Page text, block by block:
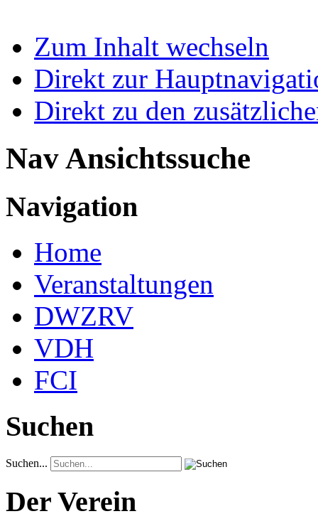
Zum Inhalt wechseln
Direkt zur
Direkt zu den
Nav Ansichtssuche
Navigation
Home
Veranstaltungen
DWZRV
VDH
FCI
Suchen
Suchen...
Der Verein